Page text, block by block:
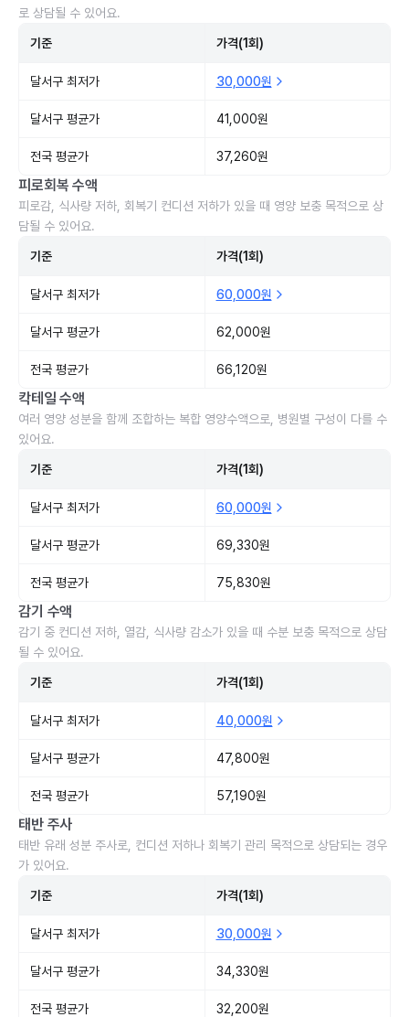
로 상담될 수 있어요.
기준 가격(1회)
달서구 최저가 30,000원
달서구 평균가 41,000원
전국 평균가 37,260원
피로회복 수액
피로감, 식사량 저하, 회복기 컨디션 저하가 있을 때 영양 보충 목적으로 상
담될 수 있어요.
기준 가격(1회)
달서구 최저가 60,000원
달서구 평균가 62,000원
전국 평균가 66,120원
칵테일 수액
여러 영양 성분을 함께 조합하는 복합 영양수액으로, 병원별 구성이 다를 수
있어요.
기준 가격(1회)
달서구 최저가 60,000원
달서구 평균가 69,330원
전국 평균가 75,830원
감기 수액
감기 중 컨디션 저하, 열감, 식사량 감소가 있을 때 수분 보충 목적으로 상담
될 수 있어요.
기준 가격(1회)
달서구 최저가 40,000원
달서구 평균가 47,800원
전국 평균가 57,190원
태반 주사
태반 유래 성분 주사로, 컨디션 저하나 회복기 관리 목적으로 상담되는 경우
가 있어요.
기준 가격(1회)
달서구 최저가 30,000원
달서구 평균가 34,330원
전국 평균가 32,200원